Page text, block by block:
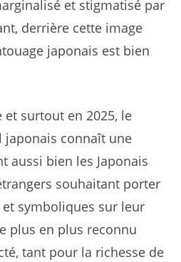
et stigmatisé par
derrière cette image
japonais est bien
et surtout en 2025, le
connaît une
aussi bien les Japonais
souhaitant porter
symboliques sur leur
plus en plus reconnu
tant pour la richesse de